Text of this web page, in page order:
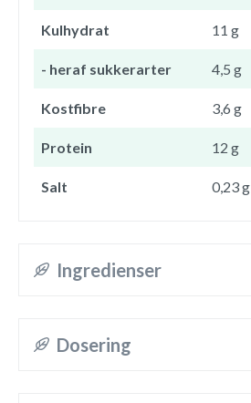
Kulhydrat 11 g
- heraf sukkerarter 4,5 g
Kostfibre 3,6 g
Protein 12 g
Salt 0,23 g
Ingredienser
Dosering